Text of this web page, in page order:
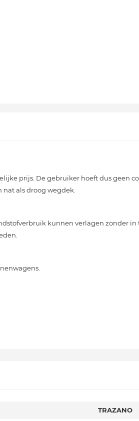
prijs. De gebruiker hoeft dus geen
als droog wegdek.
kunnen verlagen zonder in
TRAZANO